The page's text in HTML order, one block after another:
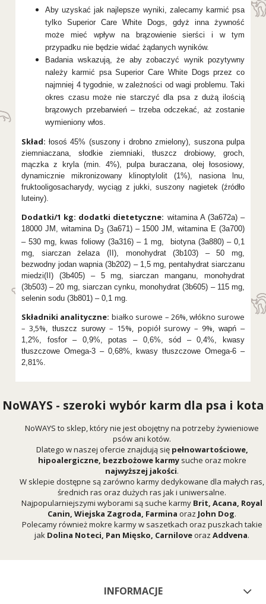
Aby uzyskać jak najlepsze wyniki, zalecamy karmić psa
tylko Superior Care White Dogs, gdyż inna żywność
może mieć wpływ na brązowienie sierści i w tym
przypadku nie będzie widać żądanych wyników.
Badania wskazują, że aby zobaczyć wynik pozytywny
należy karmić psa Superior Care White Dogs przez co
najmniej 4 tygodnie, w zależności od wagi problemu. Taki
okres czasu może nie starczyć dla psa z dużą ilością
brązowych przebarwień – trzeba odczekać, aż zostanie
wymieniony włos.
Skład: łosoś 45% (suszony i drobno zmielony), suszona pulpa
ziemniaczana, słodkie ziemniaki, tłuszcz drobiowy, groch,
mączka z kryla (min. 4%), pulpa buraczana, olej łososiowy,
dynamicznie mikronizowany klinoptylolit (1%), nasiona lnu,
fruktooligosacharydy, wyciąg z jukki, suszony nagietek (źródło
luteiny).
Dodatki/1 kg: dodatki dietetyczne: witamina A (3a672a) –
18000 JM, witamina D3 (3a671) – 1500 JM, witamina E (3a700)
– 530 mg, kwas foliowy (3a316) – 1 mg, biotyna (3a880) – 0,1
mg, siarczan żelaza (II), monohydrat (3b103) – 50 mg,
bezwodny jodan wapnia (3b202) – 1,5 mg, pentahydrat siarczanu
miedzi(II) (3b405) – 5 mg, siarczan manganu, monohydrat
(3b503) – 20 mg, siarczan cynku, monohydrat (3b605) – 115 mg,
selenin sodu (3b801) – 0,1 mg.
Składniki analityczne: białko surowe – 26%, włókno surowe
– 3,5%, tłuszcz surowy– 15%, popiół surowy – 9%, wapń –
1,2%, fosfor – 0,9%, potas – 0,6%, sód – 0,4%, kwasy
tłuszczowe Omega-3 – 0,68%, kwasy tłuszczowe Omega-6 –
2,81%.
NoWAYS - szeroki wybór karm dla psa i kota
NoWAYS to sklep, który nie jest obojętny na potrzeby żywieniowe
psów ani kotów.
Dlatego w naszej ofercie znajdują się pełnowartościowe,
hipoalergiczne, bezzbożowe karmy suche oraz mokre
najwyższej jakości.
W sklepie dostępne są zarówno karmy dedykowane dla małych ras,
średnich ras oraz dużych ras jak i uniwersalne.
Najpopularniejszymi wyborami są suche karmy Brit, Acana, Royal
Canin, Wiejska Zagroda, Farmina oraz John Dog.
Polecamy również mokre karmy w saszetkach oraz puszkach takie
jak Dolina Noteci, Pan Mięsko, Carniloveoraz Addvena.
INFORMACJE